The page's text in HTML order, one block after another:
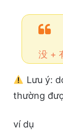
没 +
Lưu ý:
thường
ví dụ